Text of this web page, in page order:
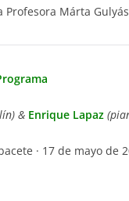
Márta
& Enrique Lapaz
· 17 de mayo de